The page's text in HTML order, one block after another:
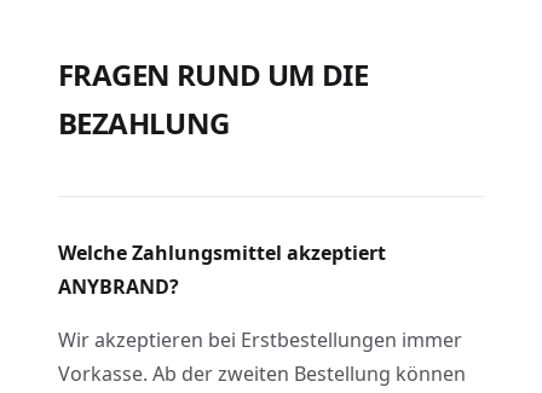
FRAGEN RUND UM DIE
BEZAHLUNG
Welche Zahlungsmittel akzeptiert
ANYBRAND?
Wir akzeptieren bei Erstbestellungen immer
Vorkasse. Ab der zweiten Bestellung können